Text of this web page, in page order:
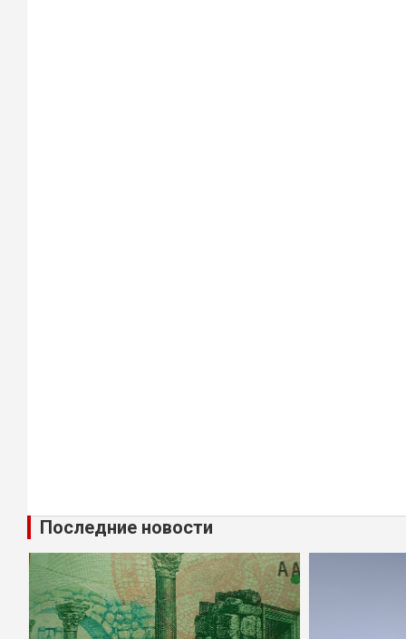
Последние новости